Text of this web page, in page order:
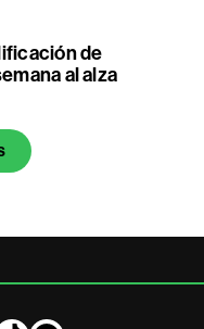
de
al alza